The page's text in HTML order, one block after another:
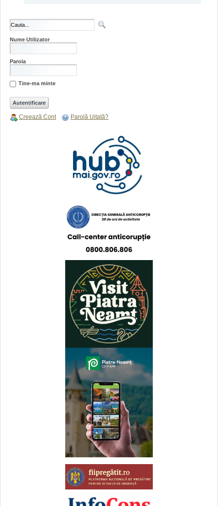
Nume Utilizator
Parola
Tine-ma minte
Creează Cont Parolă Uitată?